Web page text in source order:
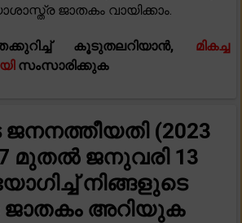
ജാതകം വായിക്കാം.
കൂടുതലറിയാൻ, മികച്ച
സംസാരിക്കുക
(2023
മുതൽ ജനുവരി 13
നിങ്ങളുടെ
ജാതകം അറിയുക